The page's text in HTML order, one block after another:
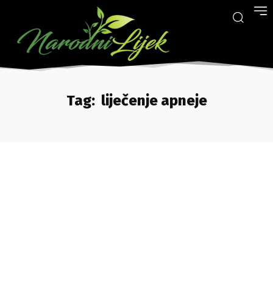
Tag: liječenje apneje